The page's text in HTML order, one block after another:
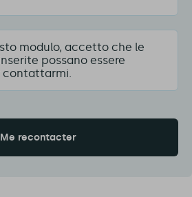
modulo, accetto che le
possano essere
contattarmi.